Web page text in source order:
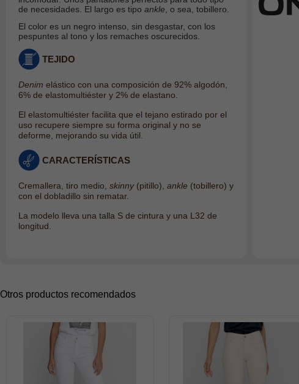
de necesidades. El largo es tipo ankle, o sea, tobillero.
El color es un negro intenso, sin desgastar, con los
pespuntes al tono y los remaches oscurecidos.
TEJIDO
Denim elástico con una composición de 92% algodón,
6% de elastomultiéster y 2% de elastano.
​El elastomultiéster facilita que el tejano estirado por el
uso recupere siempre su forma original y no se
deforme, mejorando su vida útil.
CARACTERÍSTICAS
Cremallera, tiro medio, skinny(pitillo), ankle (tobillero) y
con el dobladillo sin rematar.
La modelo lleva una talla S de cintura y una L32 de
longitud.
Otros productos recomendados